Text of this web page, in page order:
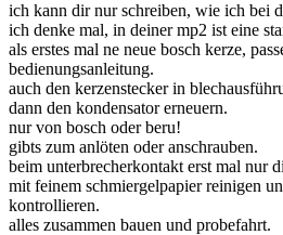
ich kann dir nur schreiben, wie ich bei
ich denke mal, in deiner mp2 ist eine
als erstes mal ne neue bosch kerze,
bedienungsanleitung.
auch den kerzenstecker in
dann den kondensator erneuern.
nur von bosch oder beru!
gibts zum anlöten oder anschrauben.
beim unterbrecherkontakt erst mal nur
mit feinem schmiergelpapier reinigen
kontrollieren.
alles zusammen bauen und probefahrt.